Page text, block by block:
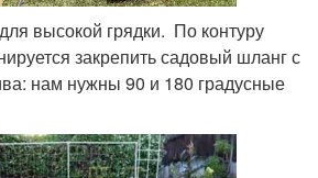
высокой грядки. По контуру
закрепить садовый шланг с
нам нужны 90 и 180 градусные